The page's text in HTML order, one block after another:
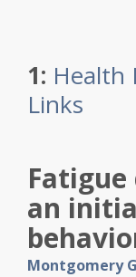
1: Health
Links
an
Montgomery